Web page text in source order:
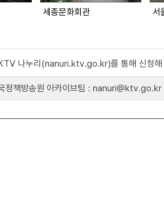
세종문화회관 서
나누리(nanuri.ktv.go.kr)를 통해 신청해
정책방송원 아카이브팀 : nanuri@ktv.go.kr